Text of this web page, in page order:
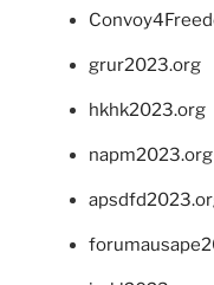
grur2023.org
hkhk2023.org
napm2023.org